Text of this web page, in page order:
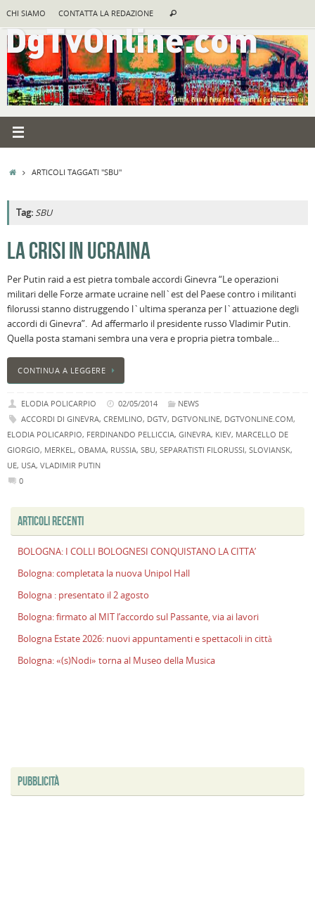
contenuto
CHI SIAMO CONTATTA LA REDAZIONE Cerca
HOMEARTICOLI TAGGATI "SBU"
Tag:SBU
LA CRISI IN UCRAINA
Per Putin raid a est pietra tombale accordi Ginevra “Le operazioni
militari delle Forze armate ucraine nell`est del Paese contro i militanti
filorussi stanno distruggendo l`ultima speranza per l`attuazione degli
accordi di Ginevra”. Ad affermarlo il presidente russo Vladimir Putin.
Quella posta stamani sembra una vera e propria pietra tombale…
CONTINUA A LEGGERE
ELODIA POLICARPIO 02/05/2014
NEWS
ACCORDI DI GINEVRA, CREMLINO, DGTV, DGTVONLINE, DGTVONLINE.COM,
ELODIA POLICARPIO, FERDINANDO PELLICCIA, GINEVRA, KIEV, MARCELLO DE
GIORGIO, MERKEL, OBAMA, RUSSIA, SBU, SEPARATISTI FILORUSSI, SLOVIANSK,
UE, USA, VLADIMIR PUTIN
0
ARTICOLI RECENTI
BOLOGNA: I COLLI BOLOGNESI CONQUISTANO LA CITTA’
Bologna: completata la nuova Unipol Hall
Bologna : presentato il 2 agosto
Bologna: firmato al MIT l’accordo sul Passante, via ai lavori
Bologna Estate 2026: nuovi appuntamenti e spettacoli in città
Bologna: «(s)Nodi» torna al Museo della Musica
PUBBLICITÀ